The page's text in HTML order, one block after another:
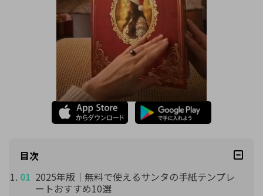
目次
2025年版｜無料で使えるサンタの手紙テンプレ
ートおすすめ10選